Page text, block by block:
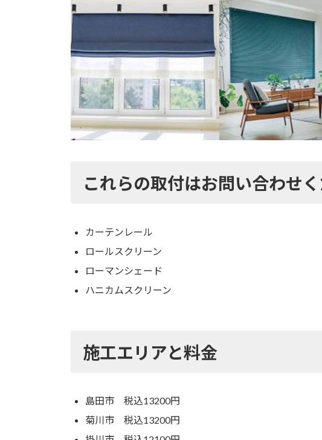
これらの取付はお問い合わせ
カーテンレール
ロールスクリーン
ローマンシェード
ハニカムスクリーン
施工エリアと料金
島田市 税込13200円
菊川市 税込13200円